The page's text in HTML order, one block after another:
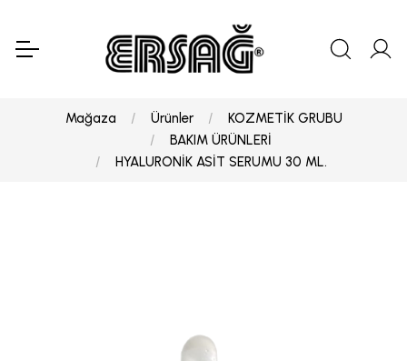
Mağaza Ürünler
KOZMETİK GRUBU
BAKIM ÜRÜNLERİ
HYALURONİK ASİT SERUMU 30 ML.